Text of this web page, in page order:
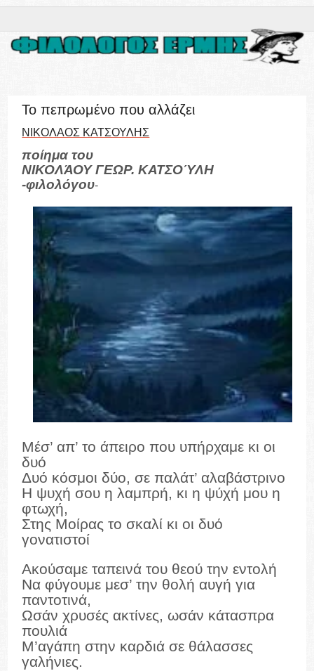
Το πεπρωμένο που αλλάζει
ΝΙΚΟΛΑΟΣ ΚΑΤΣΟΥΛΗΣ
ποίημα του
ΝΙΚΟΛΆΟΥ ΓΕΩΡ. ΚΑΤΣΟΎΛΗ
-φιλολόγου-
Μέσ’ απ’ το άπειρο που υπήρχαμε κι οι
δυό
Δυό κόσμοι δύο, σε παλάτ’ αλαβάστρινο
Η ψυχή σου η λαμπρή, κι η ψύχή μου η
φτωχή,
Στης Μοίρας το σκαλί κι οι δυό
γονατιστοί
Ακούσαμε ταπεινά του θεού την εντολή
Να φύγουμε μεσ’ την θολή αυγή για
παντοτινά,
Ωσάν χρυσές ακτίνες, ωσάν κάτασπρα
πουλιά
Μ’αγάπη στην καρδιά σε θάλασσες
γαλήνιες.